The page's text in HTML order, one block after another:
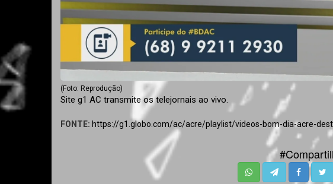
(Foto: Reprodução)
Site g1 AC transmite os telejornais ao vivo.
FONTE: https://g1.globo.com/ac/acre/playlist/videos-bom-dia-acre-